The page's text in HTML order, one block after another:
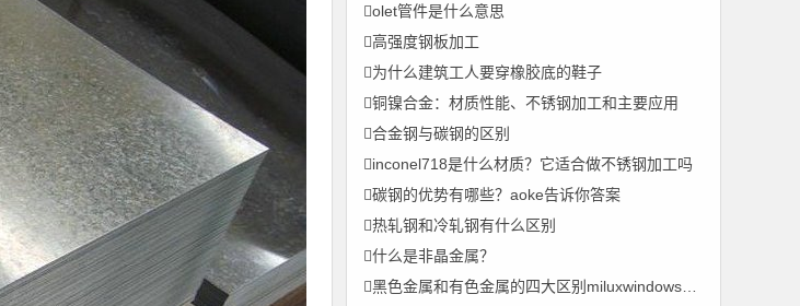
olet管件是什么意思
高强度钢板加工
为什么建筑工人要穿橡胶底的鞋子
铜镍合金：材质性能、不锈钢加工和主要应用
合金钢与碳钢的区别
inconel718是什么材质？它适合做不锈钢加工吗
碳钢的优势有哪些？aoke告诉你答案
热轧钢和冷轧钢有什么区别
什么是非晶金属？
黑色金属和有色金属的四大区别miluxwindows.com